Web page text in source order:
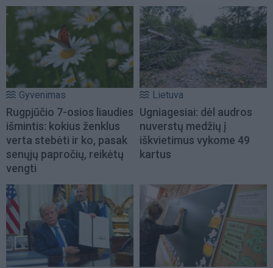
Gyvenimas
Rugpjūčio 7-osios liaudies
išmintis: kokius ženklus
verta stebėti ir ko, pasak
senųjų papročių, reikėtų
vengti
Lietuva
Ugniagesiai: dėl audros
nuverstų medžių į
iškvietimus vykome 49
kartus